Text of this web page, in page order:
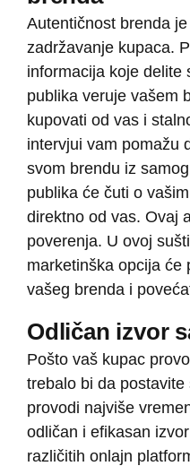
Autentičnost brenda
zadržavanje kupaca.
informacija koje delite
publika veruje vašem
kupovati od vas i
intervjui vam pomažu
svom brendu iz
publika će čuti o
direktno od vas. Ovaj
poverenja. U ovoj
marketinška opcija će
vašeg brenda i
Odličan izvor
Pošto vaš kupac
trebalo bi da
provodi najviše
odličan i efikasan
različitih onlajn